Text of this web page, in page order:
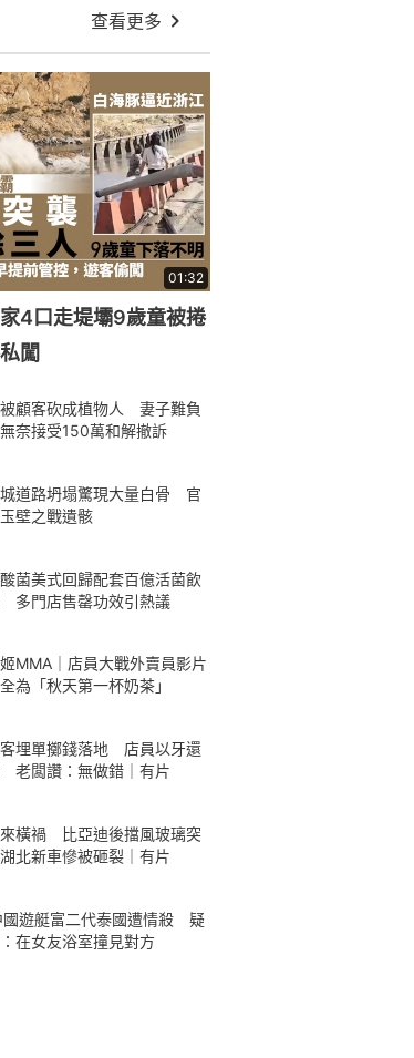
查看更多
01:32
4口走堤壩9歲童被捲
闖
顧客砍成植物人 妻子難負
奈接受150萬和解撤訴
道路坍塌驚現大量白骨 官
壁之戰遺骸
菌美式回歸配套百億活菌飲
多門店售罄功效引熱議
MMA｜店員大戰外賣員影片
為「秋天第一杯奶茶」
埋單擲錢落地 店員以牙還
老闆讚：無做錯｜有片
橫禍 比亞迪後擋風玻璃突
北新車慘被砸裂｜有片
國遊艇富二代泰國遭情殺 疑
在女友浴室撞見對方